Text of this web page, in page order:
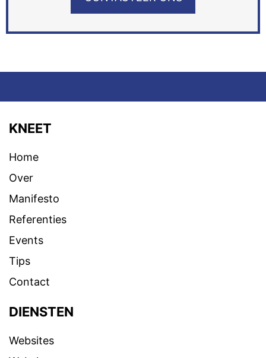
KNEET
Home
Over
Manifesto
Referenties
Events
Tips
Contact
DIENSTEN
Websites